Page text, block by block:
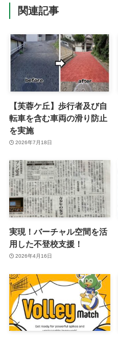
関連記事
【芙蓉ケ丘】歩行者及び自
転車を含む車両の滑り防止
を実施
2026年7月18日
実現！バーチャル空間を活
用した不登校支援！
2026年4月16日